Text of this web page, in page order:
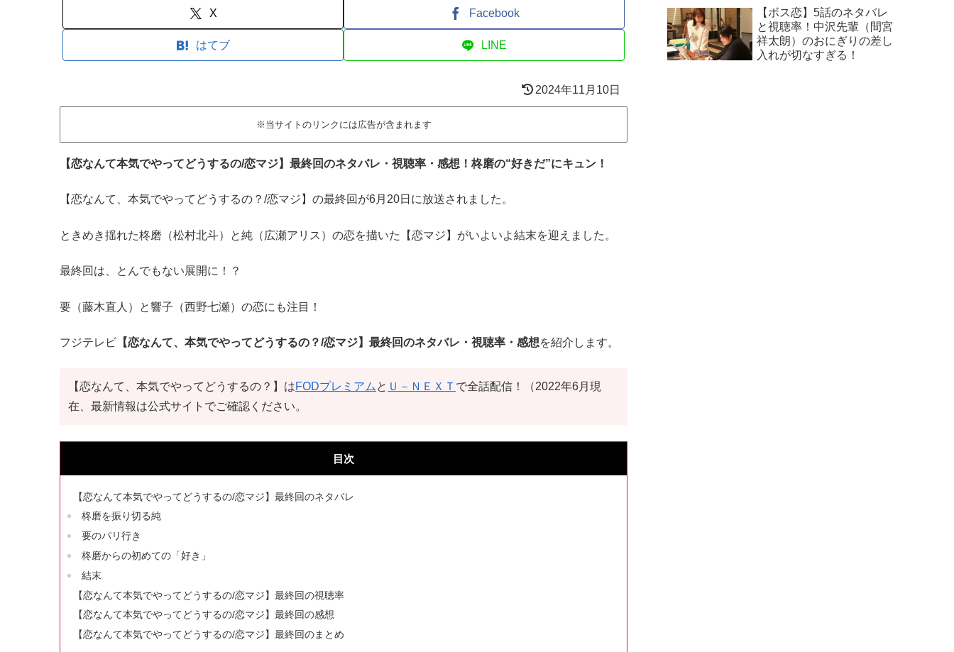
X Facebook
はてブ LINE
2024年11月10日
※当サイトのリンクには広告が含まれます
【恋なんて本気でやってどうするの/恋マジ】最終回のネタバレ・視聴率・感想！柊磨の“好きだ”にキュン！
【恋なんて、本気でやってどうするの？/恋マジ】の最終回が6月20日に放送されました。
ときめき揺れた柊磨（松村北斗）と純（広瀬アリス）の恋を描いた【恋マジ】がいよいよ結末を迎えました。
最終回は、とんでもない展開に！？
要（藤木直人）と響子（西野七瀬）の恋にも注目！
フジテレビ 【恋なんて、本気でやってどうするの？/恋マジ】最終回のネタバレ・視聴率・感想を紹介します。
【恋なんて、本気でやってどうするの？】はFODプレミアム と Ｕ－ＮＥＸＴ で全話配信！（2022年6月現
在、最新情報は公式サイトでご確認ください。
目次
【恋なんて本気でやってどうするの/恋マジ】最終回のネタバレ
柊磨を振り切る純
要のパリ行き
柊磨からの初めての「好き」
結末
【恋なんて本気でやってどうするの/恋マジ】最終回の視聴率
【恋なんて本気でやってどうするの/恋マジ】最終回の感想
【恋なんて本気でやってどうするの/恋マジ】最終回のまとめ
【ボス恋】5話のネタバレ
と視聴率！中沢先輩（間宮
祥太朗）のおにぎりの差し
入れが切なすぎる！